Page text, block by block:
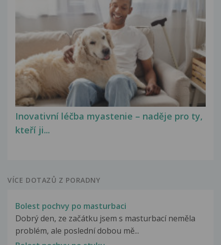
Inovativní léčba myastenie – naděje pro ty,
kteří ji...
VÍCE DOTAZŮ Z PORADNY
Bolest pochvy po masturbaci
Dobrý den, ze začátku jsem s masturbací neměla
problém, ale poslední dobou mě...